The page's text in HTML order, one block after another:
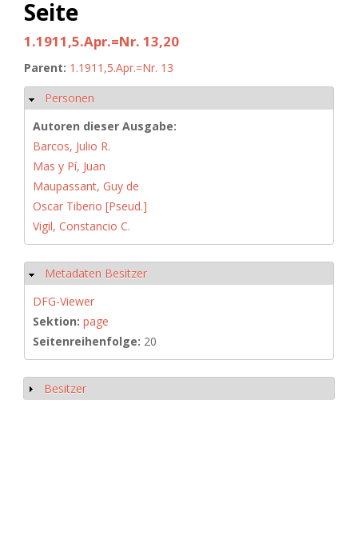
Seite
1.1911,5.Apr.=Nr. 13,20
Parent: 1.1911,5.Apr.=Nr. 13
Hide
Personen
Autoren dieser Ausgabe:
Barcos, Julio R.
Mas y Pí, Juan
Maupassant, Guy de
Oscar Tiberio [Pseud.]
Vigil, Constancio C.
Hide
Metadaten Besitzer
DFG-Viewer
Sektion: page
Seitenreihenfolge: 20
Show
Besitzer